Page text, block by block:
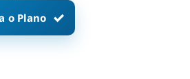
o Plano